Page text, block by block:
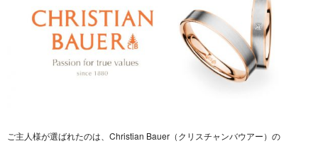
ご主人様が選ばれたのは、Christian Bauer（クリスチャンバウアー）の